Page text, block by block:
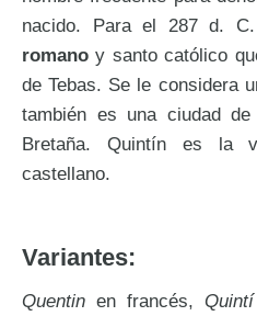
nacido. Para el 287 d.
romano y santo católico
de Tebas. Se le considera
también es una ciudad
Bretaña. Quintín es la
castellano.
Variantes:
Quentin en francés, Quintí